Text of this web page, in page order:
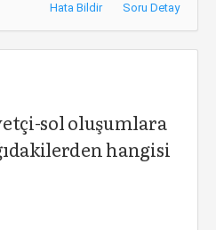
Hata Bildir Soru Detay
sol oluşumlara
hangisi